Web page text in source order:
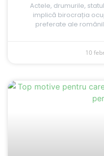
Actele, drumurile,
implică birocrația
preferate ale
10